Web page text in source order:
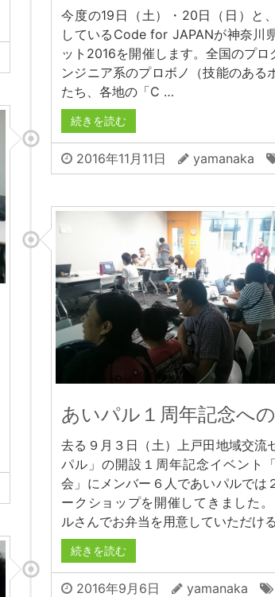
今度の19日（土）・20日（日）と
しているCode for JAPANが神奈川
ット2016を開催します。全国のプロ
ンジニア系のプロボノ（技能のある
たち、各地の「C …
続きを読む
2016年11月11日 yamanaka
あいパル１周年記念へ
去る９月３日（土）上戸田地域交流
パル」の開設１周年記念イベント
会」にメンバー６人であいパルでは
ークショップを開催してきました
ルさんでお弁当を用意していただけ
続きを読む
2016年9月6日 yamanaka